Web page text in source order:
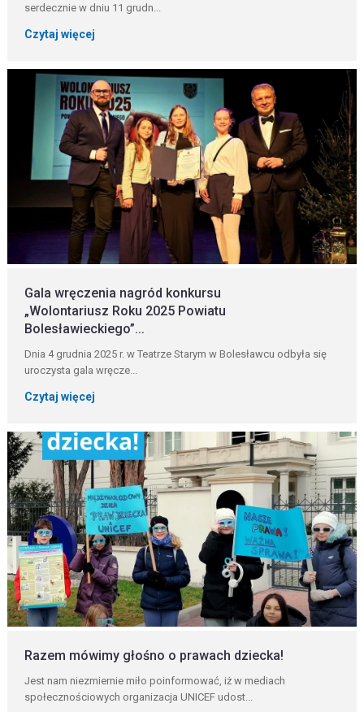
serdecznie w dniu 11 grudn...
Czytaj więcej
Gala wręczenia nagród konkursu
„Wolontariusz Roku 2025 Powiatu
Bolesławieckiego”...
Dnia 4 grudnia 2025 r. w Teatrze Starym w Bolesławcu odbyła się
uroczysta gala wręcze...
Czytaj więcej
Razem mówimy głośno o prawach dziecka!
Jest nam niezmiernie miło poinformować, iż w mediach
społecznościowych organizacja UNICEF udost...